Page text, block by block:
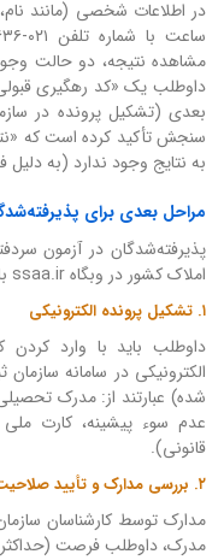
مشاهده نتیجه، دو حالت
داوطلب یک «کد رهگیری
بعدی (تشکیل پرونده در
سنجش تأکید کرده است که
به نتایج وجود ندارد (به دلیل
مراحل بعدی برای
پذیرفته‌شدگان در آزمون
املاک کشور در وبگاه ssaa.ir باشند. مرحله بعدی شامل موارد زیر است:
۱. تشکیل پرونده الکترونیکی
داوطلب باید با وارد
الکترونیکی در سامانه
شده) عبارتند از: مدرک
عدم سوء پیشینه، کارت
قانونی).
۲. بررسی مدارک و تأیید صلاحیت
مدارک توسط کارشناسان
مدرک، داوطلب فرصت (حداکثر ۲ هفته) برای تکمیل مدارک را خواهد داشت.